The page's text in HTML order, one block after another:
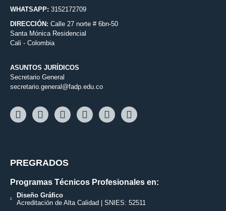
WHATSAPP: 3152172709
DIRECCIÓN: Calle 27 norte # 6bn-50
Santa Mónica Residencial
Cali - Colombia
ASUNTOS JURÍDICOS
Secretario General
secretario.general@fadp.edu.co
PREGRADOS
Programas Técnicos Profesionales en:
Diseño Gráfico
Acreditación de Alta Calidad | SNIES: 52511